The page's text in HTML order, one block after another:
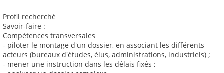
Profil recherché
Savoir-faire :
Compétences transversales
- piloter le montage d'un dossier, en associant les différents
acteurs (bureaux d'études, élus, administrations, industriels) ;
- mener une instruction dans les délais fixés ;